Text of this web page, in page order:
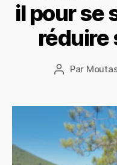
il pour se
réduire
Auteur
Par